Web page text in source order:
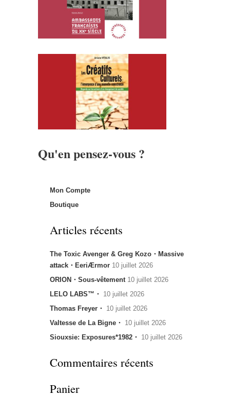
Qu'en pensez-vous ?
Mon Compte
Boutique
Articles récents
The Toxic Avenger & Greg Kozo・Massive
attack・EeriÆrmor 10 juillet 2026
ORION・Sous-vêtement 10 juillet 2026
LELO LABS™・ 10 juillet 2026
Thomas Freyer・ 10 juillet 2026
Valtesse de La Bigne・ 10 juillet 2026
Siouxsie: Exposures*1982・ 10 juillet 2026
Commentaires récents
Panier